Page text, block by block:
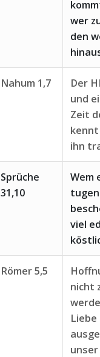
wer
den
Nahum 1,7
Der
und
Zeit
ihn
Sprüche
31,10
Wem
viel
Römer 5,5
nicht